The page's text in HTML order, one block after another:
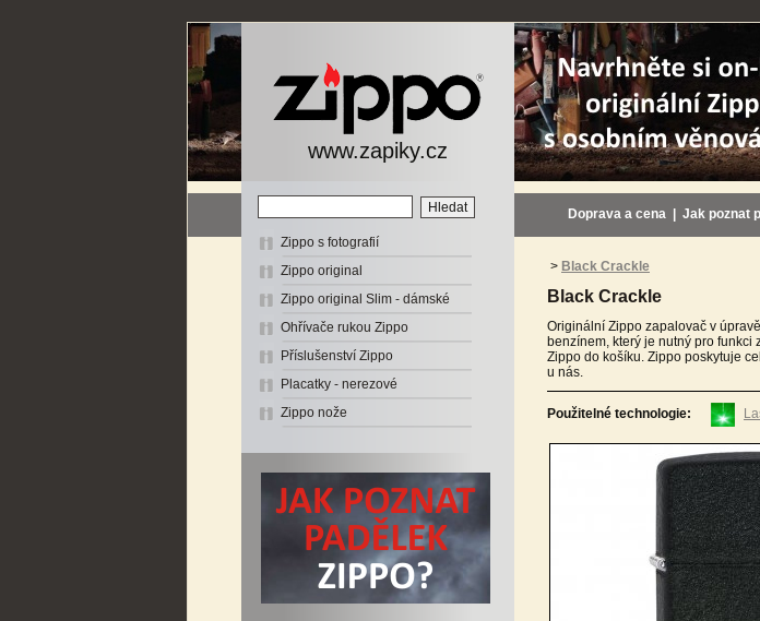
www.zapiky.cz
Zippo s fotografií
Zippo original
Zippo original Slim - dámské
Ohřívače rukou Zippo
Příslušenství Zippo
Placatky - nerezové
Zippo nože
Doprava a cena Jak poznat
> Black Crackle
Black Crackle
Originální Zippo zapalovač v
benzínem, který je nutný pro
Zippo do košíku. Zippo poskytuje
u nás.
Použitelné technologie: